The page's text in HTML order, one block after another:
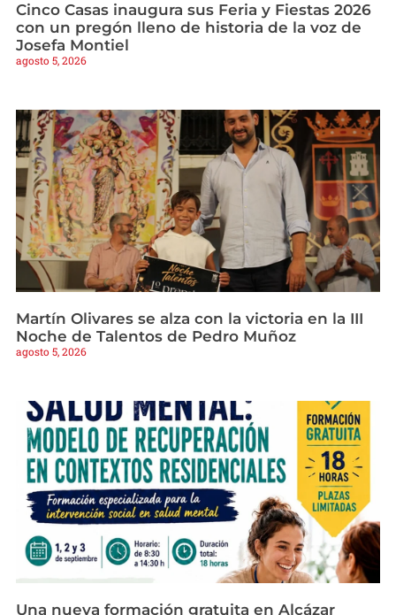
Cinco Casas inaugura sus Feria y Fiestas 2026
con un pregón lleno de historia de la voz de
Josefa Montiel
agosto 5, 2026
Martín Olivares se alza con la victoria en la III
Noche de Talentos de Pedro Muñoz
agosto 5, 2026
Una nueva formación gratuita en Alcázar